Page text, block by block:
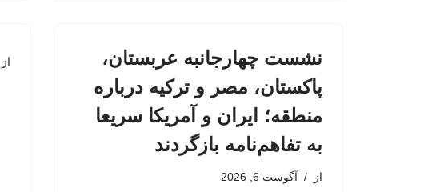
نشست چهارجانبه عربستان،
پاکستان، مصر و ترکیه درباره
منطقه؛ ایران و آمریکا سریعا
به تفاهم‌نامه بازگردند
از آگوست 6, 2026
از